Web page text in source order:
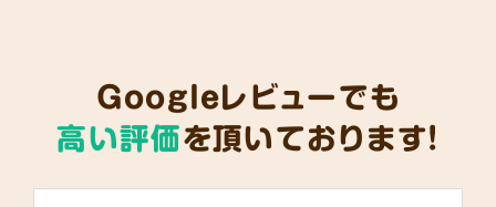
Googleレビューでも
高い評価を頂いております!